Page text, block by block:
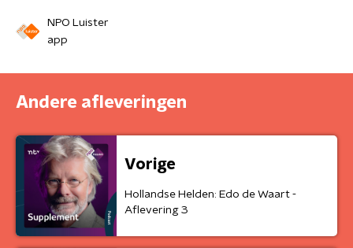
NPO Luister
app
Andere afleveringen
Vorige
Hollandse Helden: Edo de Waart -
Aflevering 3